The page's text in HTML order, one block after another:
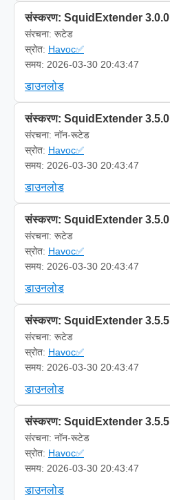
संस्करण: SquidExtender 3.0.0
संरचना: रूटेड
स्रोत: Havoc✅
समय: 2026-03-30 20:43:47
डाउनलोड
संस्करण: SquidExtender 3.5.0
संरचना: नॉन-रूटेड
स्रोत: Havoc✅
समय: 2026-03-30 20:43:47
डाउनलोड
संस्करण: SquidExtender 3.5.0
संरचना: रूटेड
स्रोत: Havoc✅
समय: 2026-03-30 20:43:47
डाउनलोड
संस्करण: SquidExtender 3.5.5
संरचना: रूटेड
स्रोत: Havoc✅
समय: 2026-03-30 20:43:47
डाउनलोड
संस्करण: SquidExtender 3.5.5
संरचना: नॉन-रूटेड
स्रोत: Havoc✅
समय: 2026-03-30 20:43:47
डाउनलोड